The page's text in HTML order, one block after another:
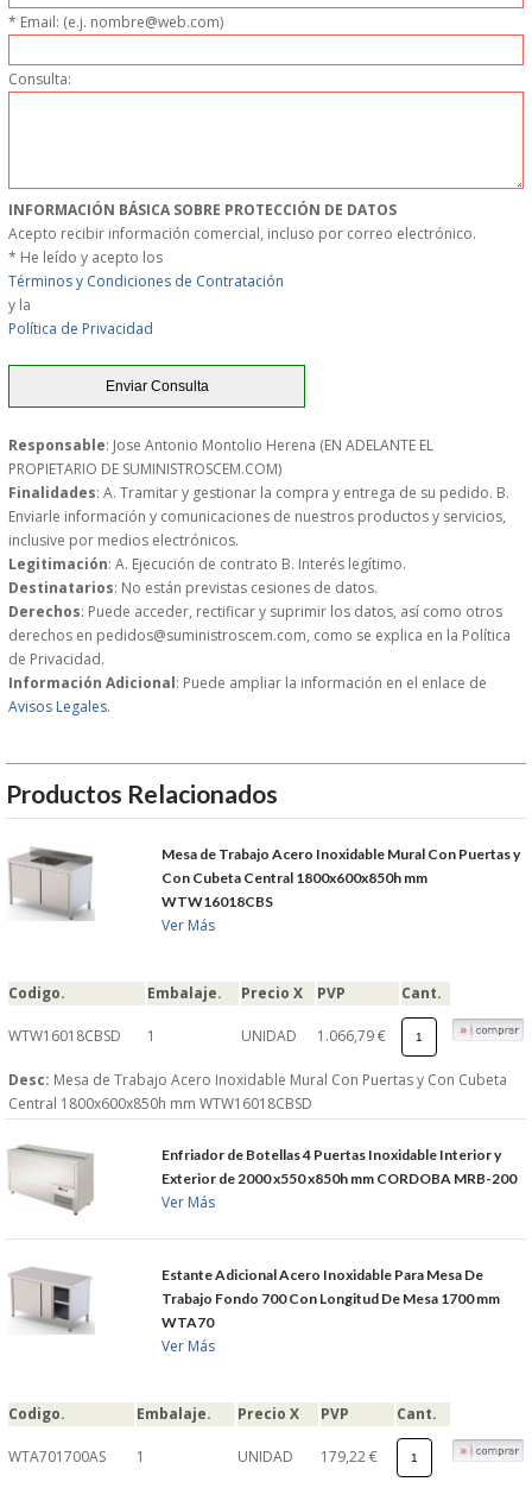
MAQUINARIA DE LIMPIEZA
MUEBLES
MUEBLES INOX. COCINA
PAPEL Y PRODUCTOS UNIUSO
VAJILLA
CUCHILLOS DE COCINA
GASTOS DE ENVIO
FORMA DE PAGO
CONDICIONES DE COMPRA
DEVOLUCIONES
AVISO LEGAL
POL�TICA DE PRIVACIDAD
CONDICIONES DE USO
BLOG
FACEBOOK
TWITTER
* Email: (e.j. nombre@web.com)
Consulta:
INFORMACIÓN BÁSICA SOBRE PROTECCIÓN DE DATOS
Acepto recibir información comercial, incluso por correo electrónico.
* He leído y acepto los
Términos y Condiciones de Contratación
y la
Política de Privacidad
Responsable: Jose Antonio Montolio Herena (EN ADELANTE EL
PROPIETARIO DE SUMINISTROSCEM.COM)
Finalidades: A. Tramitar y gestionar la compra y entrega de su pedido. B.
Enviarle información y comunicaciones de nuestros productos y servicios,
inclusive por medios electrónicos.
Legitimación: A. Ejecución de contrato B. Interés legítimo.
Destinatarios: No están previstas cesiones de datos.
Derechos: Puede acceder, rectificar y suprimir los datos, así como otros
derechos en pedidos@suministroscem.com, como se explica en la Política
de Privacidad.
Información Adicional: Puede ampliar la información en el enlace de
Avisos Legales.
Productos Relacionados
Mesa de Trabajo Acero Inoxidable Mural Con Puertas y
Con Cubeta Central 1800x600x850h mm
WTW16018CBS
Ver Más
Codigo. Embalaje. Precio X PVP Cant.
WTW16018CBSD 1 UNIDAD 1.066,79 €
Desc: Mesa de Trabajo Acero Inoxidable Mural Con Puertas y Con Cubeta
Central 1800x600x850h mm WTW16018CBSD
Enfriador de Botellas 4 Puertas Inoxidable Interior y
Exterior de 2000 x550 x850h mm CORDOBA MRB-200
Ver Más
Estante Adicional Acero Inoxidable Para Mesa De
Trabajo Fondo 700 Con Longitud De Mesa 1700 mm
WTA70
Ver Más
Codigo. Embalaje. Precio X PVP Cant.
WTA701700AS 1 UNIDAD 179,22 €